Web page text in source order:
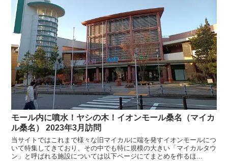
モール内に噴水！ヤシの木！イオンモール桑名（マイカ
ル桑名） 2023年3月訪問
当サイトではこれまで様々な旧マイカルに端を発すイオンモールにつ
いて特集してきており、その中でも特に規模の大きい「マイカルタウ
ン」と呼ばれる施設については以下ページにてまとめを作るほ...